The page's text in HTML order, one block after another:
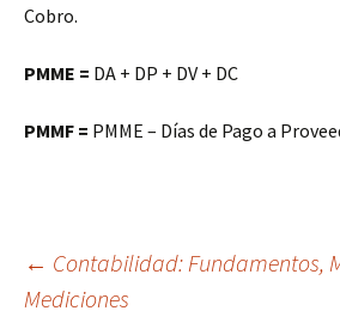
Cobro.
PMME = DA + DP + DV + DC
PMMF = PMME – Días de Pago a
Navegación
← Contabilidad: Fundamentos,
Mediciones